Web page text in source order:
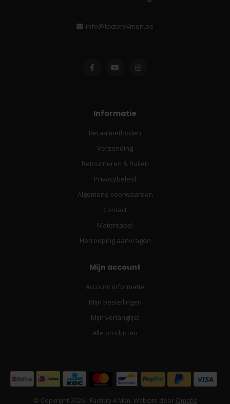
info@factory4men.be
Informatie
Betaalmethoden
Verzending
Retourneren & Ruilen
Privacybeleid
Algemene voorwaarden
Contact
Matentabel
Herroeping aanvragen
Mijn account
Account informatie
Mijn bestellingen
Mijn verlanglijst
Alle producten
© Copyright 2026 - Factory 4 Men. Website door Omatis